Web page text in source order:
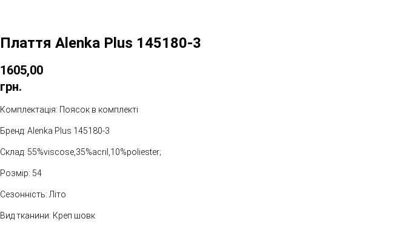
Плаття Alenka Plus 145180-3
1605,00
грн.
Комплектація: Поясок в комплекті
Бренд: Alenka Plus 145180-3
Склад: 55%viscose,35%aсril,10%poliester;
Розмір: 54
Сезонність: Літо
Вид тканини: Креп шовк